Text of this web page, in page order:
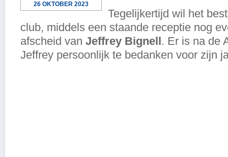
26 OKTOBER 2023
Tegelijkertijd wil het
club, middels een staande receptie nog
afscheid van Jeffrey Bignell. Er is na de
Jeffrey persoonlijk te bedanken voor zijn